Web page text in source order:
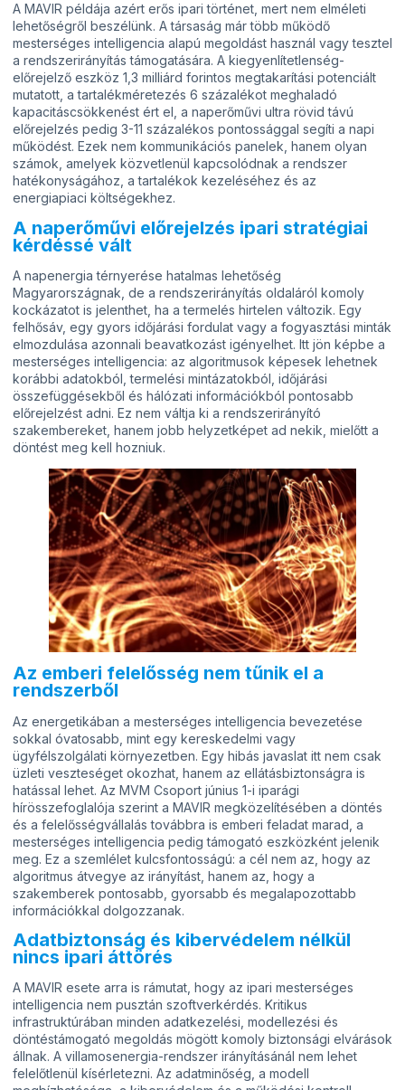
A MAVIR példája azért erős ipari történet, mert nem elméleti
lehetőségről beszélünk. A társaság már több működő
mesterséges intelligencia alapú megoldást használ vagy tesztel
a rendszerirányítás támogatására. A kiegyenlítetlenség-
előrejelző eszköz 1,3 milliárd forintos megtakarítási potenciált
mutatott, a tartalékméretezés 6 százalékot meghaladó
kapacitáscsökkenést ért el, a naperőművi ultra rövid távú
előrejelzés pedig 3-11 százalékos pontossággal segíti a napi
működést. Ezek nem kommunikációs panelek, hanem olyan
számok, amelyek közvetlenül kapcsolódnak a rendszer
hatékonyságához, a tartalékok kezeléséhez és az
energiapiaci költségekhez.
A naperőművi előrejelzés ipari stratégiai
kérdéssé vált
A napenergia térnyerése hatalmas lehetőség
Magyarországnak, de a rendszerirányítás oldaláról komoly
kockázatot is jelenthet, ha a termelés hirtelen változik. Egy
felhősáv, egy gyors időjárási fordulat vagy a fogyasztási minták
elmozdulása azonnali beavatkozást igényelhet. Itt jön képbe a
mesterséges intelligencia: az algoritmusok képesek lehetnek
korábbi adatokból, termelési mintázatokból, időjárási
összefüggésekből és hálózati információkból pontosabb
előrejelzést adni. Ez nem váltja ki a rendszerirányító
szakembereket, hanem jobb helyzetképet ad nekik, mielőtt a
döntést meg kell hozniuk.
Az emberi felelősség nem tűnik el a
rendszerből
Az energetikában a mesterséges intelligencia bevezetése
sokkal óvatosabb, mint egy kereskedelmi vagy
ügyfélszolgálati környezetben. Egy hibás javaslat itt nem csak
üzleti veszteséget okozhat, hanem az ellátásbiztonságra is
hatással lehet. Az MVM Csoport június 1-i iparági
hírösszefoglalója szerint a MAVIR megközelítésében a döntés
és a felelősségvállalás továbbra is emberi feladat marad, a
mesterséges intelligencia pedig támogató eszközként jelenik
meg. Ez a szemlélet kulcsfontosságú: a cél nem az, hogy az
algoritmus átvegye az irányítást, hanem az, hogy a
szakemberek pontosabb, gyorsabb és megalapozottabb
információkkal dolgozzanak.
Adatbiztonság és kibervédelem nélkül
nincs ipari áttörés
A MAVIR esete arra is rámutat, hogy az ipari mesterséges
intelligencia nem pusztán szoftverkérdés. Kritikus
infrastruktúrában minden adatkezelési, modellezési és
döntéstámogató megoldás mögött komoly biztonsági elvárások
állnak. A villamosenergia-rendszer irányításánál nem lehet
felelőtlenül kísérletezni. Az adatminőség, a modell